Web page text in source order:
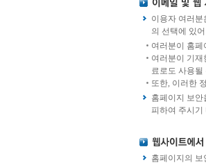
이용자 여러분
의 선택에 있
여러분이 홈
여러분이 기
료로도 사용될
또한, 이러한
홈페이지 보안
피하여 주시기
홈페이지의 보